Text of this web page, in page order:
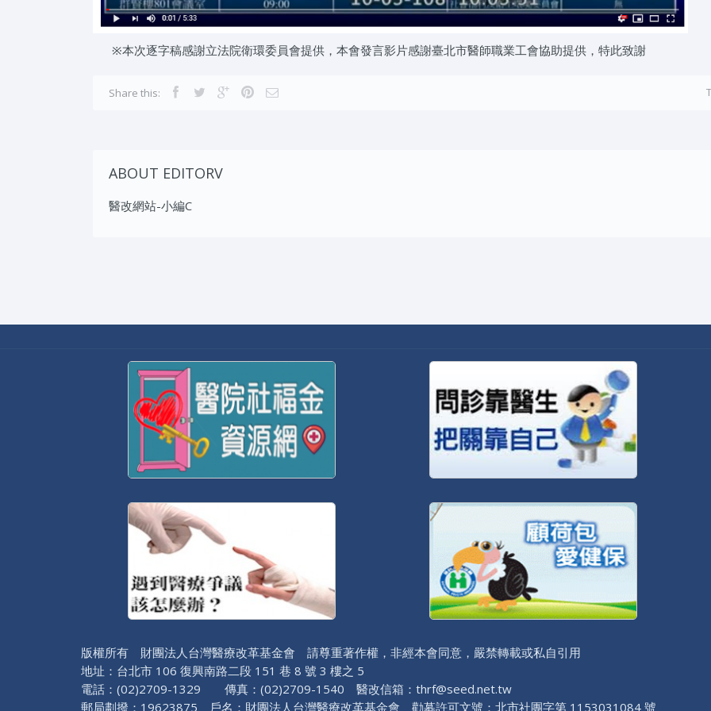
※本次逐字稿感謝立法院衛環委員會提供，本會發言影片感謝臺北市醫師職業工會協助提供，特此致謝
Share this:
ABOUT EDITORV
醫改網站-小編C
版權所有 財團法人台灣醫療改革基金會 請尊重著作權，非經本會同意，嚴禁轉載或私自引用
地址：台北市 106 復興南路二段 151 巷 8 號 3 樓之 5
電話：(02)2709-1329 傳真：(02)2709-1540 醫改信箱：thrf@seed.net.tw
郵局劃撥：19623875 戶名：財團法人台灣醫療改革基金會 勸募許可文號：北市社團字第 1153031084 號